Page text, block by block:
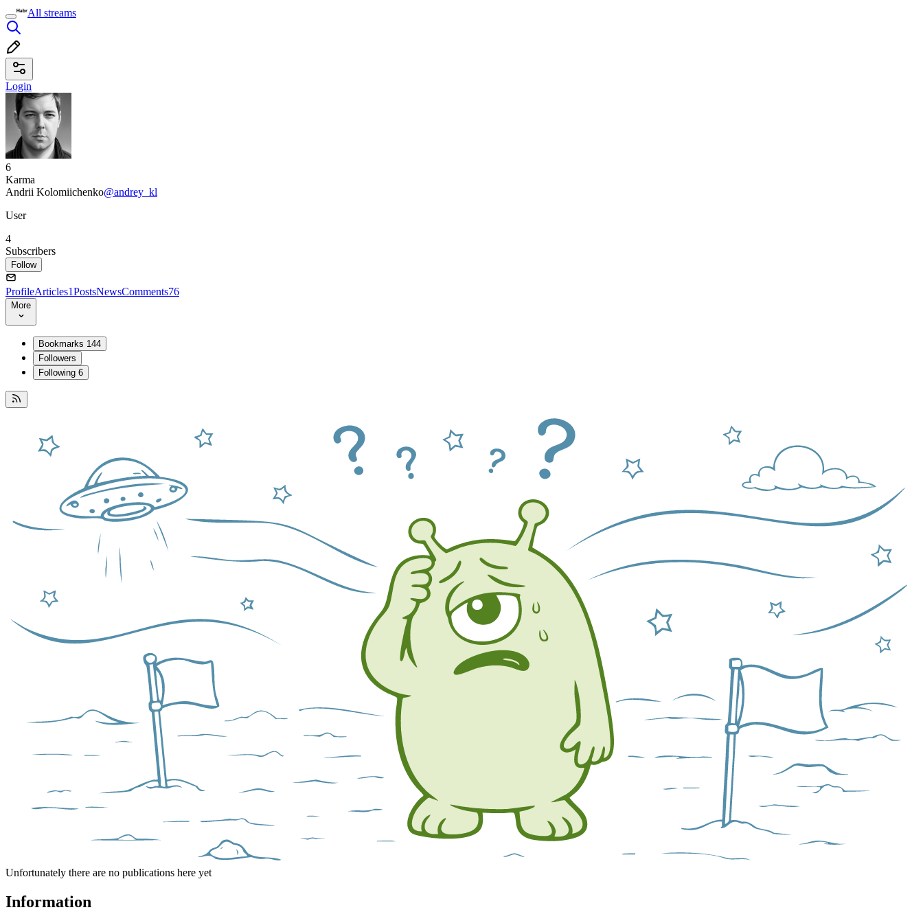
All streams
Login
6
Karma
Andrii Kolomiichenko@andrey_kl
User
4
Subscribers
Follow
ProfileArticles1PostsNewsComments76
More
Bookmarks 144
Followers
Following 6
Unfortunately there are no publications here yet
Information